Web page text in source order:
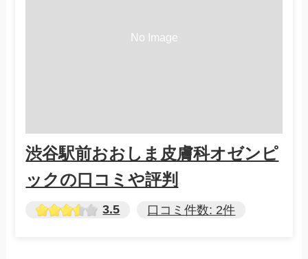
渋谷駅前おおしま皮膚科オゼンピ
ックの口コミや評判
3.5 口コミ件数: 2件